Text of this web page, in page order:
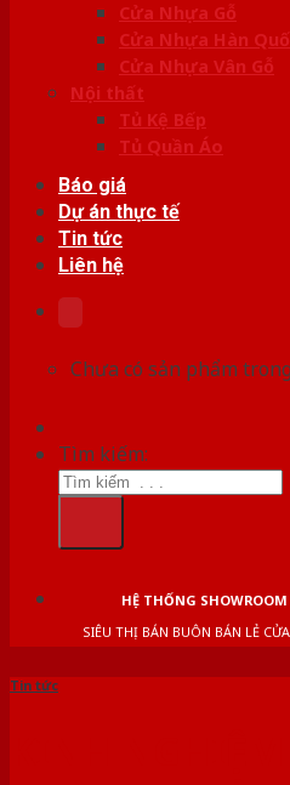
Cửa Nhựa Gỗ
Cửa Nhựa Hàn
Cửa Nhựa Vân Gỗ
Nội thất
Tủ Kệ Bếp
Tủ Quần Áo
Báo giá
Dự án thực tế
Tin tức
Liên hệ
Chưa có sản phẩm
Tìm kiếm:
HỆ THỐNG
SIÊU THỊ BÁN BUÔN BÁN LẺ
Tin tức